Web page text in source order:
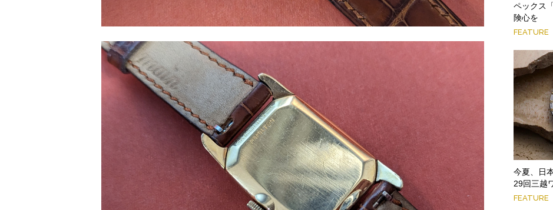
ペックス
険心を
FEATURE
今夏、日
29回三越
FEATURE